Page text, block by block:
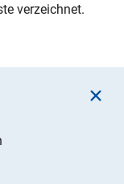
verzeichnet.